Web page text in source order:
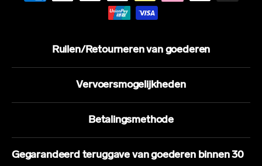
Ruilen/Retourneren van goederen
Vervoersmogelijkheden
Betalingsmethode
Gegarandeerd teruggave van goederen binnen 30